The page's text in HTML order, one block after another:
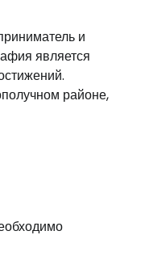
и
является
районе,